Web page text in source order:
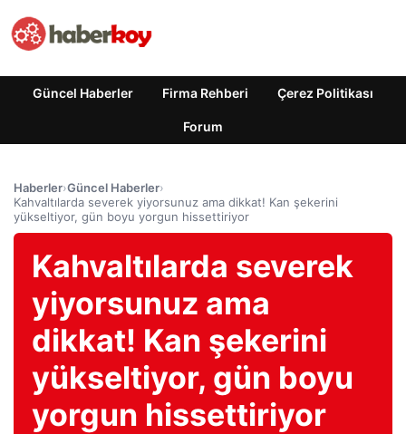
Güncel Haberler Firma Rehberi Çerez Politikası
Forum
Haberler›Güncel Haberler›
Kahvaltılarda severek yiyorsunuz ama dikkat! Kan şekerini
yükseltiyor, gün boyu yorgun hissettiriyor
Kahvaltılarda severek
yiyorsunuz ama
dikkat! Kan şekerini
yükseltiyor, gün boyu
yorgun hissettiriyor